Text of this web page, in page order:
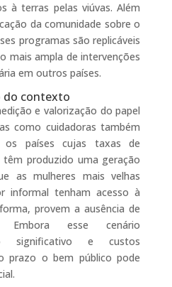
à terras pelas viúvas. Além
da comunidade sobre o
programas são replicáveis
mais ampla de intervenções
em outros países.
do contexto
e valorização do papel
como cuidadoras também
os países cujas taxas de
têm produzido uma geração
as mulheres mais velhas
informal tenham acesso à
provem a ausência de
esse cenário
significativo e custos
prazo o bem público pode